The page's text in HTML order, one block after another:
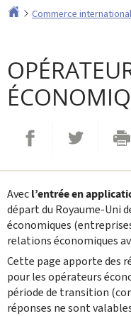
Accueil
Commerce international
Avecl’entrée en
départ du Royaume-Uni
économiques
relations économiques
Cette page apporte des
pour les opérateurs
période de transition
réponses ne sont